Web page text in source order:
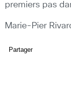
premiers pas
Marie-Pier
Partager